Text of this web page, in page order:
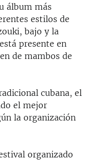
álbum más
estilos de
bajo y la
presente en
de mambos de
cubana, el
el mejor
la organización
organizado